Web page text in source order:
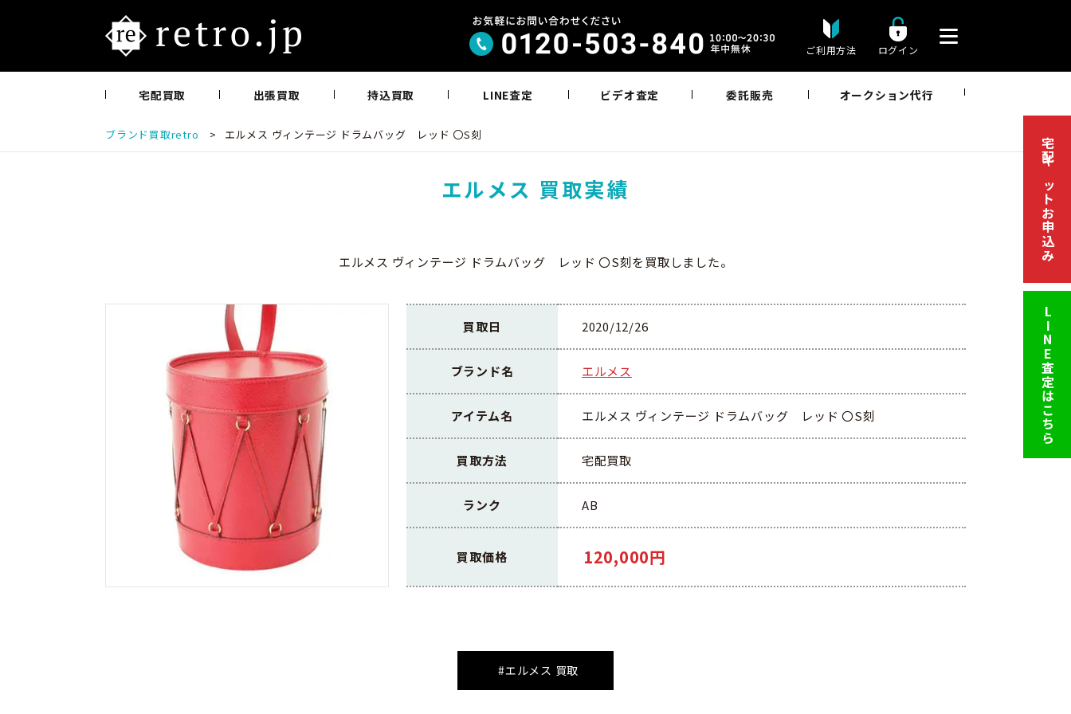
ご利用方法 ログイン
宅配買取 出張買取 持込買取 LINE査定 ビデオ査定 委託販売 オークション代行
ブランド買取retro > エルメス ヴィンテージ ドラムバッグ レッド 〇S刻
宅配キットお申込み
LINE査定はこちら
エルメス 買取実績
エルメス ヴィンテージ ドラムバッグ レッド 〇S刻を買取しました。
買取日 2020/12/26
ブランド名 エルメス
アイテム名 エルメス ヴィンテージ ドラムバッグ レッド 〇S刻
買取方法 宅配買取
ランク AB
買取価格 120,000円
#エルメス 買取